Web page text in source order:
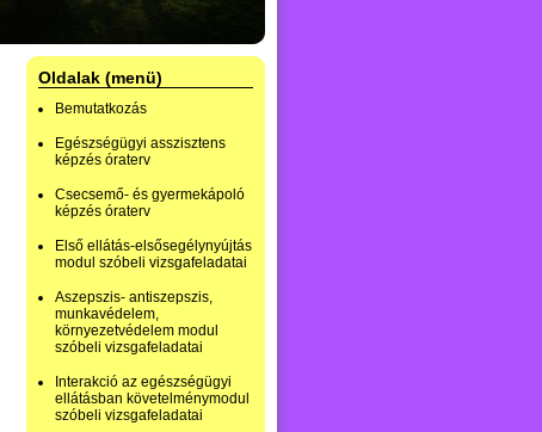
Oldalak (menü)
Bemutatkozás
Egészségügyi asszisztens
képzés óraterv
Csecsemő- és gyermekápoló
képzés óraterv
Első ellátás-elsősegélynyújtás
modul szóbeli vizsgafeladatai
Aszepszis- antiszepszis,
munkavédelem,
környezetvédelem modul
szóbeli vizsgafeladatai
Interakció az egészségügyi
ellátásban követelménymodul
szóbeli vizsgafeladatai